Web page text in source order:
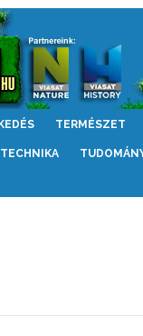
TERMÉSZET
TECHNIKA